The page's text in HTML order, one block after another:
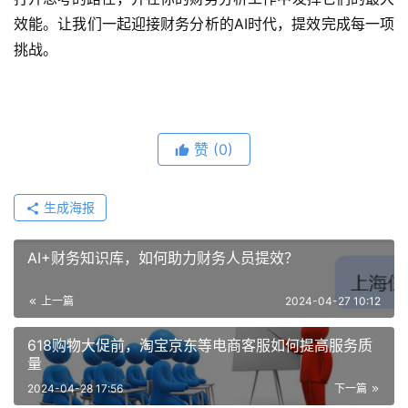
效能。让我们一起迎接财务分析的AI时代，提效完成每一项
挑战。
赞 (0)
生成海报
AI+财务知识库，如何助力财务人员提效？
上一篇 2024-04-27 10:12
618购物大促前，淘宝京东等电商客服如何提高服务质
量
下一篇
2024-04-28 17:56